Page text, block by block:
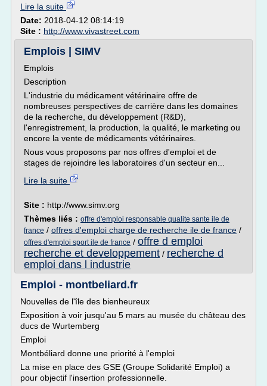
Lire la suite
Date: 2018-04-12 08:14:19
Site : http://www.vivastreet.com
Emplois | SIMV
Emplois
Description
L'industrie du médicament vétérinaire offre de
nombreuses perspectives de carrière dans les domaines
de la recherche, du développement (R&D),
l'enregistrement, la production, la qualité, le marketing ou
encore la vente de médicaments vétérinaires.
Nous vous proposons par nos offres d'emploi et de
stages de rejoindre les laboratoires d'un secteur en...
Lire la suite
Site : http://www.simv.org
Thèmes liés : offre d'emploi responsable qualite sante ile de
france / offres d'emploi charge de recherche ile de france /
offres d'emploi sport ile de france / offre d emploi
recherche et developpement / recherche d
emploi dans l industrie
Emploi - montbeliard.fr
Nouvelles de l'île des bienheureux
Exposition à voir jusqu'au 5 mars au musée du château des
ducs de Wurtemberg
Emploi
Montbéliard donne une priorité à l'emploi
La mise en place des GSE (Groupe Solidarité Emploi) a
pour objectif l'insertion professionnelle.